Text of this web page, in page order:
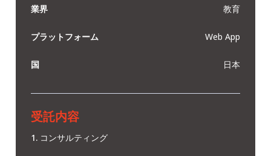
業界 教育
プラットフォーム Web App
国 日本
受託内容
コンサルティング